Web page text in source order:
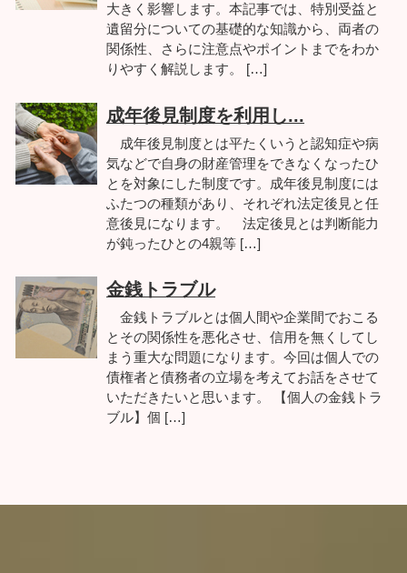
大きく影響します。本記事では、特別受益と
遺留分についての基礎的な知識から、両者の
関係性、さらに注意点やポイントまでをわか
りやすく解説します。 […]
成年後見制度を利用し...
成年後見制度とは平たくいうと認知症や病
気などで自身の財産管理をできなくなったひ
とを対象にした制度です。成年後見制度には
ふたつの種類があり、それぞれ法定後見と任
意後見になります。 法定後見とは判断能力
が鈍ったひとの4親等 […]
金銭トラブル
金銭トラブルとは個人間や企業間でおこる
とその関係性を悪化させ、信用を無くしてし
まう重大な問題になります。今回は個人での
債権者と債務者の立場を考えてお話をさせて
いただきたいと思います。 【個人の金銭トラ
ブル】個 […]